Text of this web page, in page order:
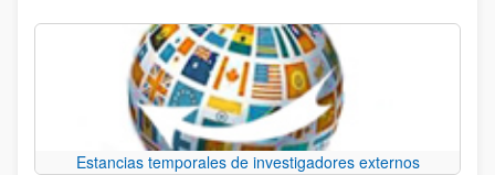
Estancias temporales de investigadores externos